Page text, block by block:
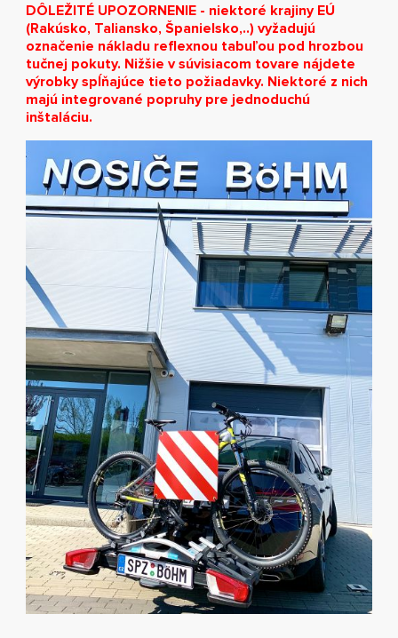
DÔLEŽITÉ UPOZORNENIE - niektoré krajiny EÚ
(Rakúsko, Taliansko, Španielsko,..) vyžadujú
označenie nákladu reflexnou tabuľou pod hrozbou
tučnej pokuty. Nižšie v súvisiacom tovare nájdete
výrobky spĺňajúce tieto požiadavky. Niektoré z nich
majú integrované popruhy pre jednoduchú
inštaláciu.